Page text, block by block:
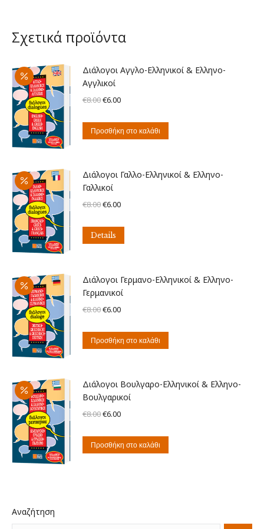
Σχετικά προϊόντα
Διάλογοι Αγγλο-Ελληνικοί & Ελληνο-
Αγγλικοί
€8.00Original
was:
€6.00Η
τιμή
Προσθήκη στο καλάθι
Διάλογοι Γαλλο-Ελληνικοί & Ελληνο-
Γαλλικοί
€8.00Original
was:
€6.00Η
Details
Διάλογοι Γερμανο-Ελληνικοί & Ελληνο-
Γερμανικοί
€8.00Original
was:
€6.00Η
τιμή
Προσθήκη στο καλάθι
Διάλογοι Βουλγαρο-Ελληνικοί & Ελληνο-
Βουλγαρικοί
€8.00Original
was:
€6.00Η
τιμή
Προσθήκη στο καλάθι
Αναζήτηση